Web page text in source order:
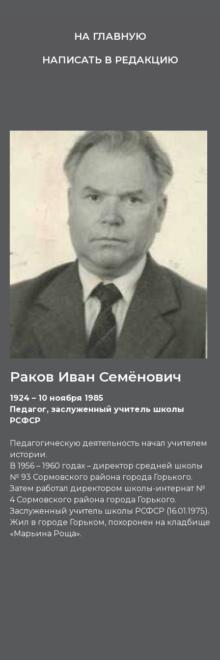
НА ГЛАВНУЮ
НАПИСАТЬ В РЕДАКЦИЮ
Раков Иван Семёнович
1924 – 10 ноября 1985
Педагог, заслуженный учитель школы
РСФСР
Педагогическую деятельность начал учителем
истории.
В 1956 – 1960 годах – директор средней школы
№ 93 Сормовского района города Горького.
Затем работал директором школы-интернат №
4 Сормовского района города Горького.
Заслуженный учитель школы РСФСР (16.01.1975).
Жил в городе Горьком, похоронен на кладбище
«Марьина Роща».